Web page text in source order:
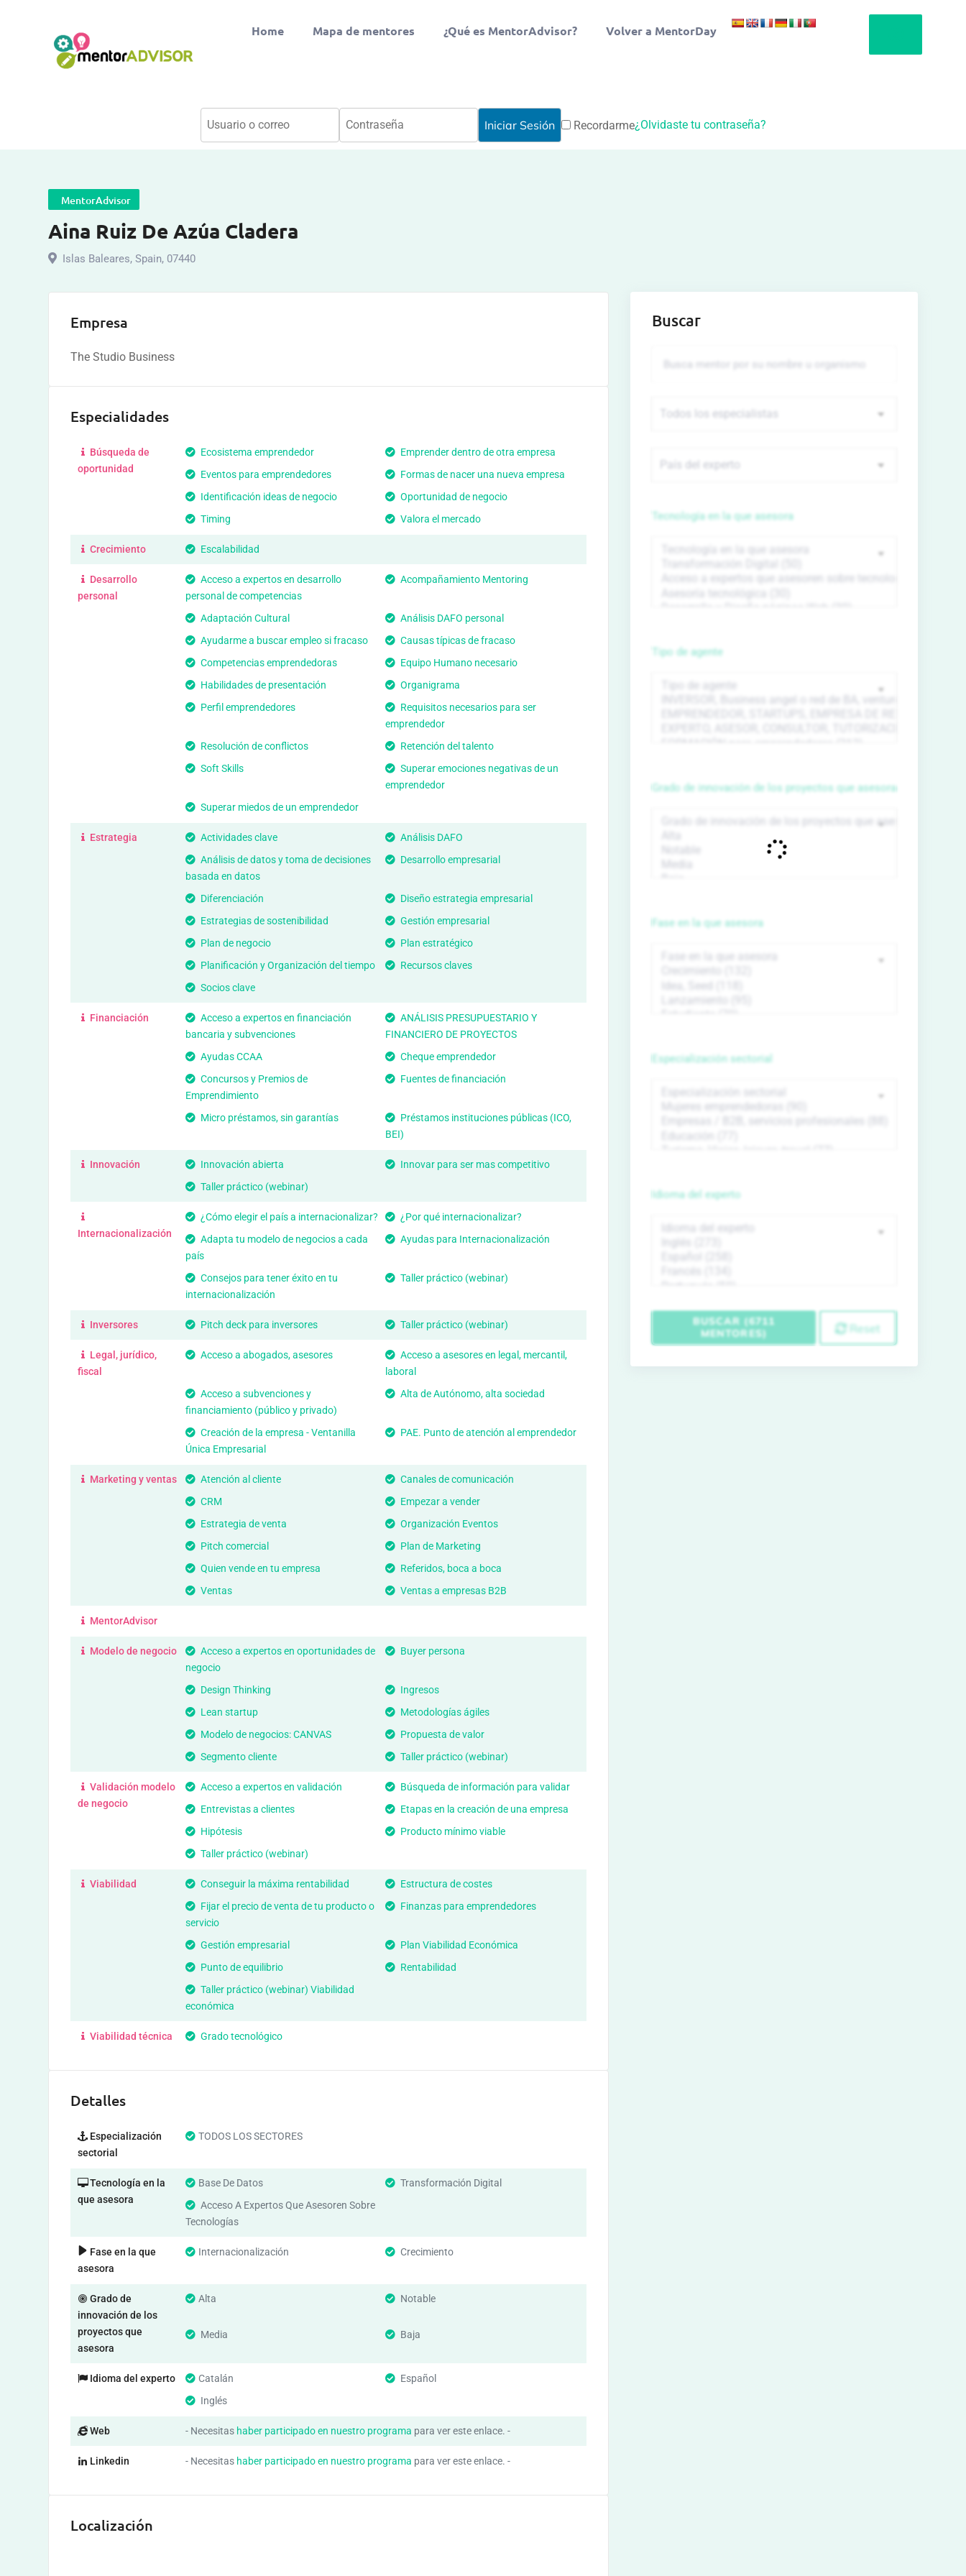
Home Mapa de mentores ¿Qué es MentorAdvisor? Volver a MentorDay
Recordarme¿Olvidaste tu contraseña?
MentorAdvisor
Aina Ruiz De Azúa Cladera
Islas Baleares, Spain, 07440
Empresa
The Studio Business
Especialidades
Búsqueda de
oportunidad
Ecosistema emprendedor
Emprender dentro de otra empresa
Eventos para emprendedores
Formas de nacer una nueva empresa
Identificación ideas de negocio
Oportunidad de negocio
Timing
Valora el mercado
Crecimiento Escalabilidad
Desarrollo
personal
Acceso a expertos en desarrollo
personal de competencias
Acompañamiento Mentoring
Adaptación Cultural
Análisis DAFO personal
Ayudarme a buscar empleo si fracaso
Causas típicas de fracaso
Competencias emprendedoras
Equipo Humano necesario
Habilidades de presentación
Organigrama
Perfil emprendedores
Requisitos necesarios para ser
emprendedor
Resolución de conflictos
Retención del talento
Soft Skills
Superar emociones negativas de un
emprendedor
Superar miedos de un emprendedor
Estrategia Actividades clave
Análisis DAFO
Análisis de datos y toma de decisiones
basada en datos
Desarrollo empresarial
Diferenciación
Diseño estrategia empresarial
Estrategias de sostenibilidad
Gestión empresarial
Plan de negocio
Plan estratégico
Planificación y Organización del tiempo
Recursos claves
Socios clave
Financiación
Acceso a expertos en financiación
bancaria y subvenciones
ANÁLISIS PRESUPUESTARIO Y
FINANCIERO DE PROYECTOS
Ayudas CCAA
Cheque emprendedor
Concursos y Premios de
Emprendimiento
Fuentes de financiación
Micro préstamos, sin garantías
Préstamos instituciones públicas (ICO,
BEI)
Innovación Innovación abierta
Innovar para ser mas competitivo
Taller práctico (webinar)
Internacionalización
¿Cómo elegir el país a internacionalizar?
¿Por qué internacionalizar?
Adapta tu modelo de negocios a cada
país
Ayudas para Internacionalización
Consejos para tener éxito en tu
internacionalización
Taller práctico (webinar)
Inversores Pitch deck para inversores Taller práctico (webinar)
Legal, jurídico,
fiscal
Acceso a abogados, asesores
Acceso a asesores en legal, mercantil,
laboral
Acceso a subvenciones y
financiamiento (público y privado)
Alta de Autónomo, alta sociedad
Creación de la empresa - Ventanilla
Única Empresarial
PAE. Punto de atención al emprendedor
Marketing y ventas Atención al cliente
Canales de comunicación
CRM
Empezar a vender
Estrategia de venta
Organización Eventos
Pitch comercial
Plan de Marketing
Quien vende en tu empresa
Referidos, boca a boca
Ventas
Ventas a empresas B2B
MentorAdvisor
Modelo de negocio
Acceso a expertos en oportunidades de
negocio
Buyer persona
Design Thinking
Ingresos
Lean startup
Metodologías ágiles
Modelo de negocios: CANVAS
Propuesta de valor
Segmento cliente
Taller práctico (webinar)
Validación modelo
de negocio
Acceso a expertos en validación
Búsqueda de información para validar
Entrevistas a clientes
Etapas en la creación de una empresa
Hipótesis
Producto mínimo viable
Taller práctico (webinar)
Viabilidad Conseguir la máxima rentabilidad
Estructura de costes
Fijar el precio de venta de tu producto o
servicio
Finanzas para emprendedores
Gestión empresarial
Plan Viabilidad Económica
Punto de equilibrio
Rentabilidad
Taller práctico (webinar) Viabilidad
económica
Viabilidad técnica Grado tecnológico
Detalles
Especialización
sectorial
TODOS LOS SECTORES
Tecnología en la
que asesora
Base De Datos
Transformación Digital
Acceso A Expertos Que Asesoren Sobre
Tecnologías
Fase en la que
asesora
Internacionalización Crecimiento
Grado de
innovación de los
proyectos que
asesora
Alta Notable
Media Baja
Idioma del experto Catalán
Español
Inglés
Web - Necesitas haber participado en nuestro programa para ver este enlace. -
Linkedin - Necesitas haber participado en nuestro programa para ver este enlace. -
Localización
Buscar
Tecnología en la que asesora
Tipo de agente
Grado de innovación de los proyectos que asesora
Fase en la que asesora
Especialización sectorial
Idioma del experto
BUSCAR (6711
MENTORES)
Reset